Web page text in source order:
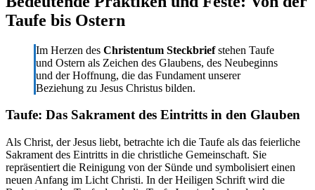
Taufe bis Ostern
Im Herzen des Christentum Steckbriefstehen Taufe
und Ostern als Zeichen des Glaubens, des Neubeginns
und der Hoffnung, die das Fundament unserer
Beziehung zu Jesus Christus bilden.
Taufe: Das Sakrament des Eintritts in den Glauben
Als Christ, der Jesus liebt, betrachte ich die Taufe als das feierliche
Sakrament des Eintritts in die christliche Gemeinschaft. Sie
repräsentiert die Reinigung von der Sünde und symbolisiert einen
neuen Anfang im Licht Christi. In der Heiligen Schrift wird die